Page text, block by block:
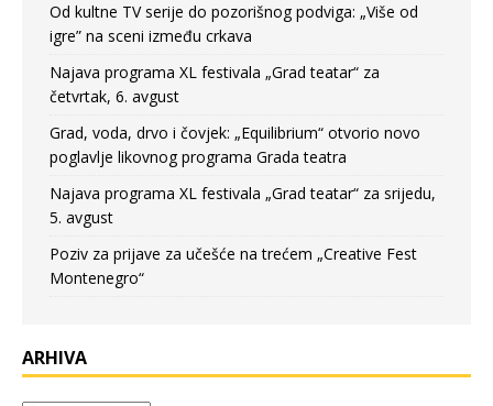
Od kultne TV serije do pozorišnog podviga: „Više od
igre” na sceni između crkava
Najava programa XL festivala „Grad teatar“ za
četvrtak, 6. avgust
Grad, voda, drvo i čovjek: „Equilibrium“ otvorio novo
poglavlje likovnog programa Grada teatra
Najava programa XL festivala „Grad teatar“ za srijedu,
5. avgust
Poziv za prijave za učešće na trećem „Creative Fest
Montenegro“
ARHIVA